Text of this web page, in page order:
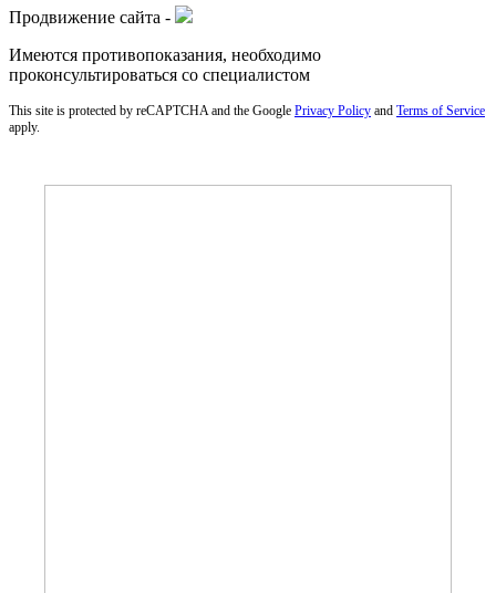
Продвижение сайта -
Имеются противопоказания, необходимо
проконсультироваться со специалистом
This site is protected by reCAPTCHA and the Google Privacy Policy and Terms of Service
apply.